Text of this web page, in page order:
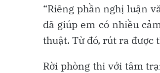
“Riêng phần nghị luận
đã giúp em có nhiều
thuật. Từ đó, rút ra được
Rời phòng thi với tâm